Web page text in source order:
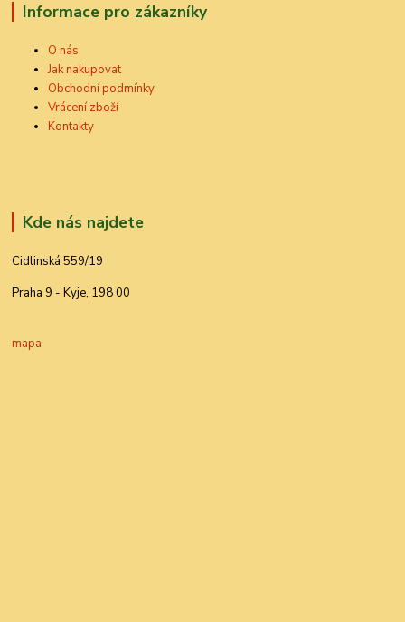
Informace pro zákazníky
O nás
Jak nakupovat
Obchodní podmínky
Vrácení zboží
Kontakty
Kde nás najdete
Cidlinská 559/19
Praha 9 - Kyje, 198 00
mapa